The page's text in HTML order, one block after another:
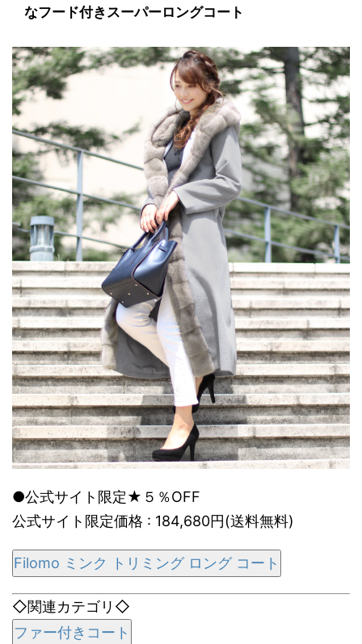
なフード付きスーパーロングコート
●公式サイト限定★５％OFF
公式サイト限定価格 : 184,680円(送料無料)
Filomo ミンク トリミング ロング コート
◇関連カテゴリ◇
ファー付きコート